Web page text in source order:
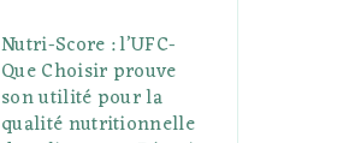
Nutri-Score : l’UFC-
Que Choisir prouve
son utilité pour la
qualité nutritionnelle